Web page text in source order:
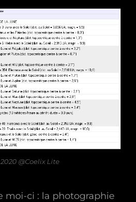
@Coelix Lite
moi-ci : la photographie